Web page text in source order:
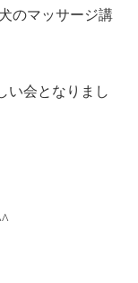
のマッサージ講
い会となりまし